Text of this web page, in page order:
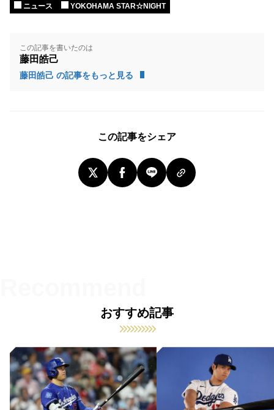
ニュース YOKOHAMA STAR☆NIGHT
この記事を書いたのは
藤田皓己
藤田皓己 の記事をもっと見る
この記事をシェア
おすすめ記事